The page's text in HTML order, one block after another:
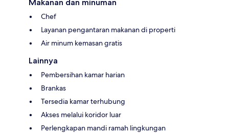
Makanan dan minuman
Chef
Layanan pengantaran makanan di properti
Air minum kemasan gratis
Lainnya
Pembersihan kamar harian
Brankas
Tersedia kamar terhubung
Akses melalui koridor luar
Perlengkapan mandi ramah lingkungan